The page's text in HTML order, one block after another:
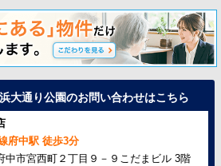
大通り公園のお問い合わせはこちら
府中駅 徒歩3分
中市宮西町２丁目９－９こだまビル 3階